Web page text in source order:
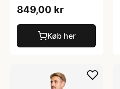
849,00 kr
Køb her